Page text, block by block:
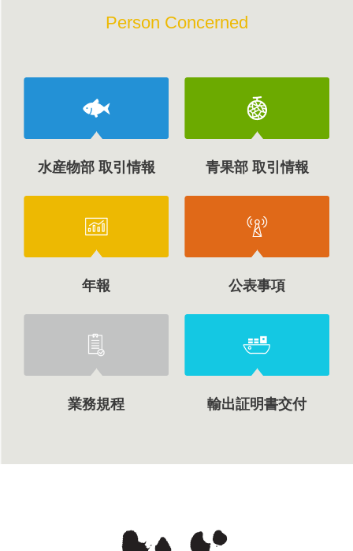
Person Concerned
水産物部 取引情報 青果部 取引情報
年報 公表事項
業務規程 輸出証明書交付